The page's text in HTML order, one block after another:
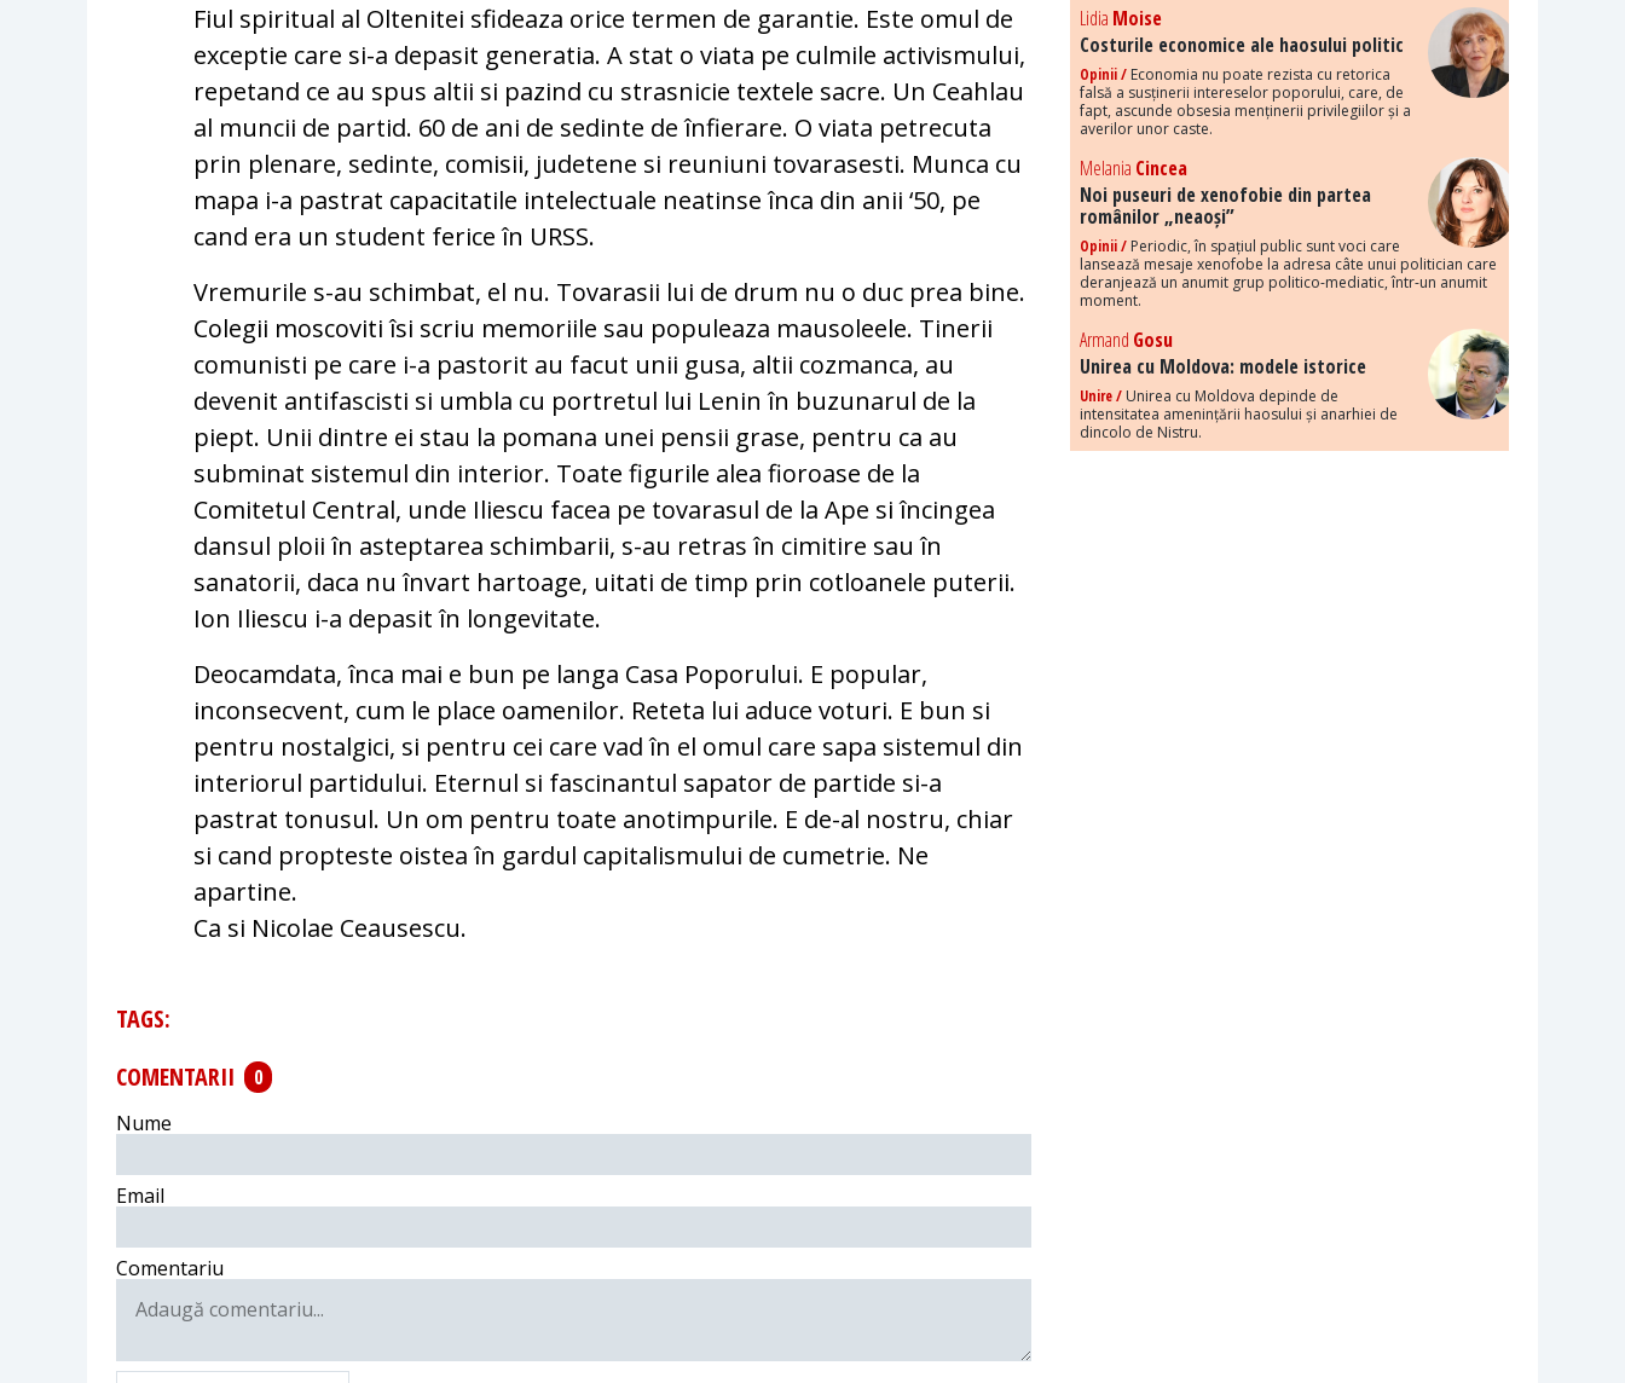
Fiul spiritual al Oltenitei sfideaza orice termen de garantie. Este omul de
exceptie care si-a depasit generatia. A stat o viata pe culmile activismului,
repetand ce au spus altii si pazind cu strasnicie textele sacre. Un Ceahlau
al muncii de partid. 60 de ani de sedinte de înfierare. O viata petrecuta
prin plenare, sedinte, comisii, judetene si reuniuni tovarasesti. Munca cu
mapa i-a pastrat capacitatile intelectuale neatinse înca din anii ‘50, pe
cand era un student ferice în URSS.
Vremurile s-au schimbat, el nu. Tovarasii lui de drum nu o duc prea bine.
Colegii moscoviti îsi scriu memoriile sau populeaza mausoleele. Tinerii
comunisti pe care i-a pastorit au facut unii gusa, altii cozmanca, au
devenit antifascisti si umbla cu portretul lui Lenin în buzunarul de la
piept. Unii dintre ei stau la pomana unei pensii grase, pentru ca au
subminat sistemul din interior. Toate figurile alea fioroase de la
Comitetul Central, unde Iliescu facea pe tovarasul de la Ape si încingea
dansul ploii în asteptarea schimbarii, s-au retras în cimitire sau în
sanatorii, daca nu învart hartoage, uitati de timp prin cotloanele puterii.
Ion Iliescu i-a depasit în longevitate.
Deocamdata, înca mai e bun pe langa Casa Poporului. E popular,
inconsecvent, cum le place oamenilor. Reteta lui aduce voturi. E bun si
pentru nostalgici, si pentru cei care vad în el omul care sapa sistemul din
interiorul partidului. Eternul si fascinantul sapator de partide si-a
pastrat tonusul. Un om pentru toate anotimpurile. E de-al nostru, chiar
si cand propteste oistea în gardul capitalismului de cumetrie. Ne
apartine.
Ca si Nicolae Ceausescu.
TAGS:
COMENTARII
0
Nume
Email
Comentariu
Lidia Moise
Costurile economice ale haosului politic
Opinii / Economia nu poate rezista cu retorica
falsă a susținerii intereselor poporului, care, de
fapt, ascunde obsesia menținerii privilegiilor și a
averilor unor caste.
Melania Cincea
Noi puseuri de xenofobie din partea
românilor „neaoși”
Opinii / Periodic, în spațiul public sunt voci care
lansează mesaje xenofobe la adresa câte unui politician care
deranjează un anumit grup politico-mediatic, într-un anumit
moment.
Armand Gosu
Unirea cu Moldova: modele istorice
Unire / Unirea cu Moldova depinde de
intensitatea amenințării haosului și anarhiei de
dincolo de Nistru.